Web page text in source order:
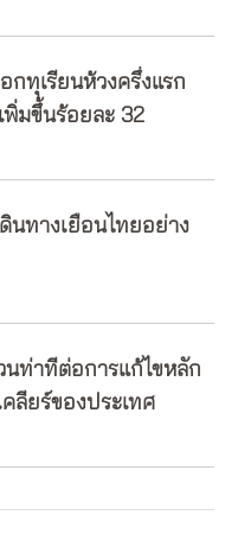
กทุเรียนห้วงครึ่งแรก
มขึ้นร้อยละ 32
นทางเยือนไทยอย่าง
ท่าทีต่อการแก้ไขหลัก
ลียร์ของประเทศ